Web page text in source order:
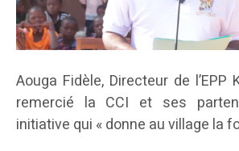
Aouga Fidèle, Directeur de l’EPP
remercié la CCI et ses
initiative qui « donne au village la